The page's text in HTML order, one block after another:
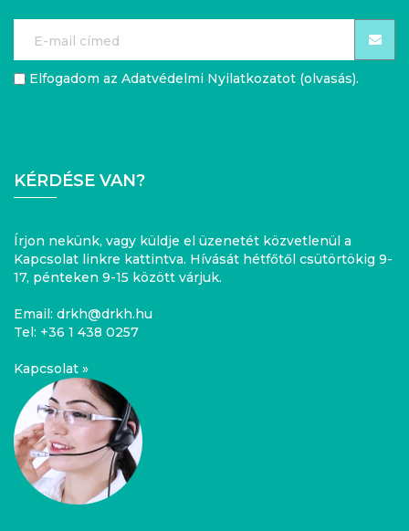
Elfogadom az Adatvédelmi Nyilatkozatot (olvasás).
KÉRDÉSE VAN?
Írjon nekünk, vagy küldje el üzenetét közvetlenül a
Kapcsolat linkre kattintva. Hívását hétfőtől csütörtökig 9-
17, pénteken 9-15 között várjuk.
Email: drkh@drkh.hu
Tel: +36 1 438 0257
Kapcsolat »